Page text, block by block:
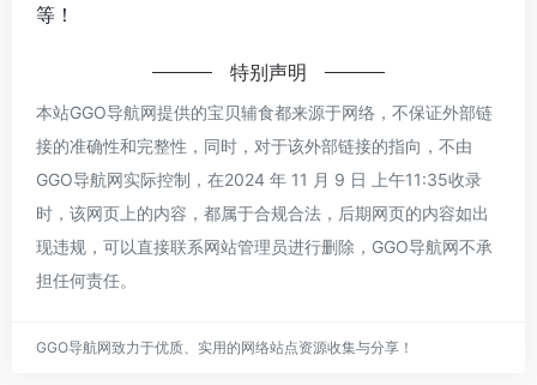
等！
特别声明
本站GGO导航网提供的宝贝辅食都来源于网络，不保证外部链
接的准确性和完整性，同时，对于该外部链接的指向，不由
GGO导航网实际控制，在2024 年 11 月 9 日 上午11:35收录
时，该网页上的内容，都属于合规合法，后期网页的内容如出
现违规，可以直接联系网站管理员进行删除，GGO导航网不承
担任何责任。
GGO导航网致力于优质、实用的网络站点资源收集与分享！